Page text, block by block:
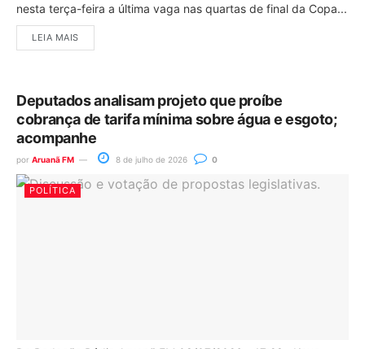
nesta terça-feira a última vaga nas quartas de final da Copa...
LEIA MAIS
Deputados analisam projeto que proíbe
cobrança de tarifa mínima sobre água e esgoto;
acompanhe
por Aruanã FM 8 de julho de 2026 0
POLÍTICA